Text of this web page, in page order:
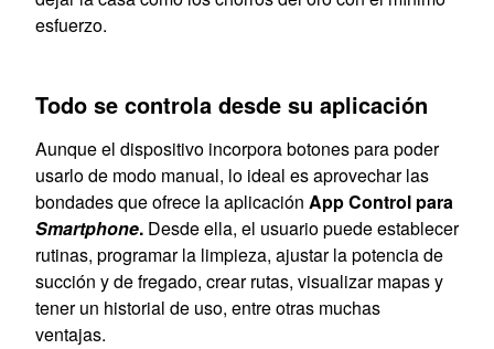
esfuerzo.
Todo se controla desde su aplicación
Aunque el dispositivo incorpora botones para poder
usarlo de modo manual, lo ideal es aprovechar las
bondades que ofrece la aplicación App Control para
Smartphone. Desde ella, el usuario puede establecer
rutinas, programar la limpieza, ajustar la potencia de
succión y de fregado, crear rutas, visualizar mapas y
tener un historial de uso, entre otras muchas
ventajas.